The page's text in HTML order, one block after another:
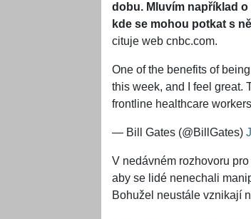
dobu. Mluvím například
kde se mohou potkat s
cituje web cnbc.com.
One of the benefits of
this week, and I feel great.
frontline healthcare
— Bill Gates (@BillGates)
V nedávném rozhovoru
aby se lidé nenechali
Bohužel neustále vznikají